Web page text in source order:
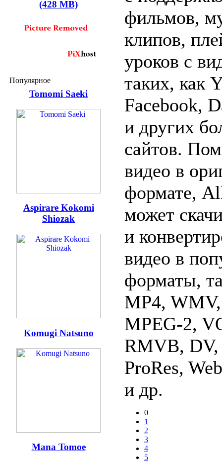
(428 MB)
Популярное
Tomomi Saeki
Aspirare Kokomi
Shiozak
Komugi Natsuno
Mana Tomoe
фильмов,
клипов,
уроков с
таких, как
Facebook,
и других
сайтов.
видео в
формате,
может
и
видео в
форматы,
MP4,
MPEG-2,
RMVB,
ProRes,
и др.
0
1
2
3
4
5